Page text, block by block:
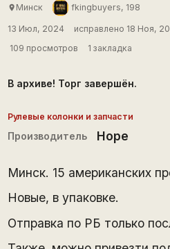
place Минск fkingbuyers, 198
13 Июл, 2024 исправлено 18 Ноя,
109 просмотров
1 закладка
В архиве! Торг завершён.
Рулевые колонки и запчасти
Производитель Hope
Минск. 15 американских
Новые, в упаковке.
Отправка по РБ только